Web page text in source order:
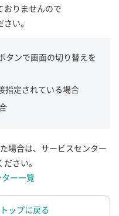
おりませんので
い。
タンで画面の切り替えを
指定されている場合
場合は、サービスセンター
さい。
ー一覧
ップに戻る